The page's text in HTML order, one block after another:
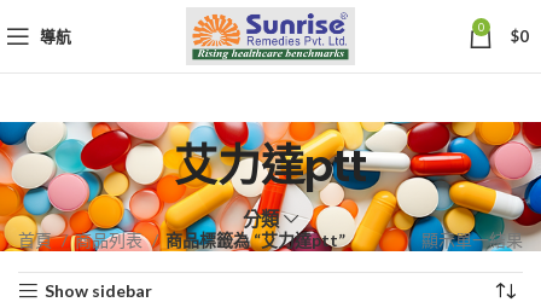
導航 0 $0
艾力達ptt
分類
首頁 商品列表 商品標籤為 “艾力達ptt” 顯示單一結果
Show sidebar